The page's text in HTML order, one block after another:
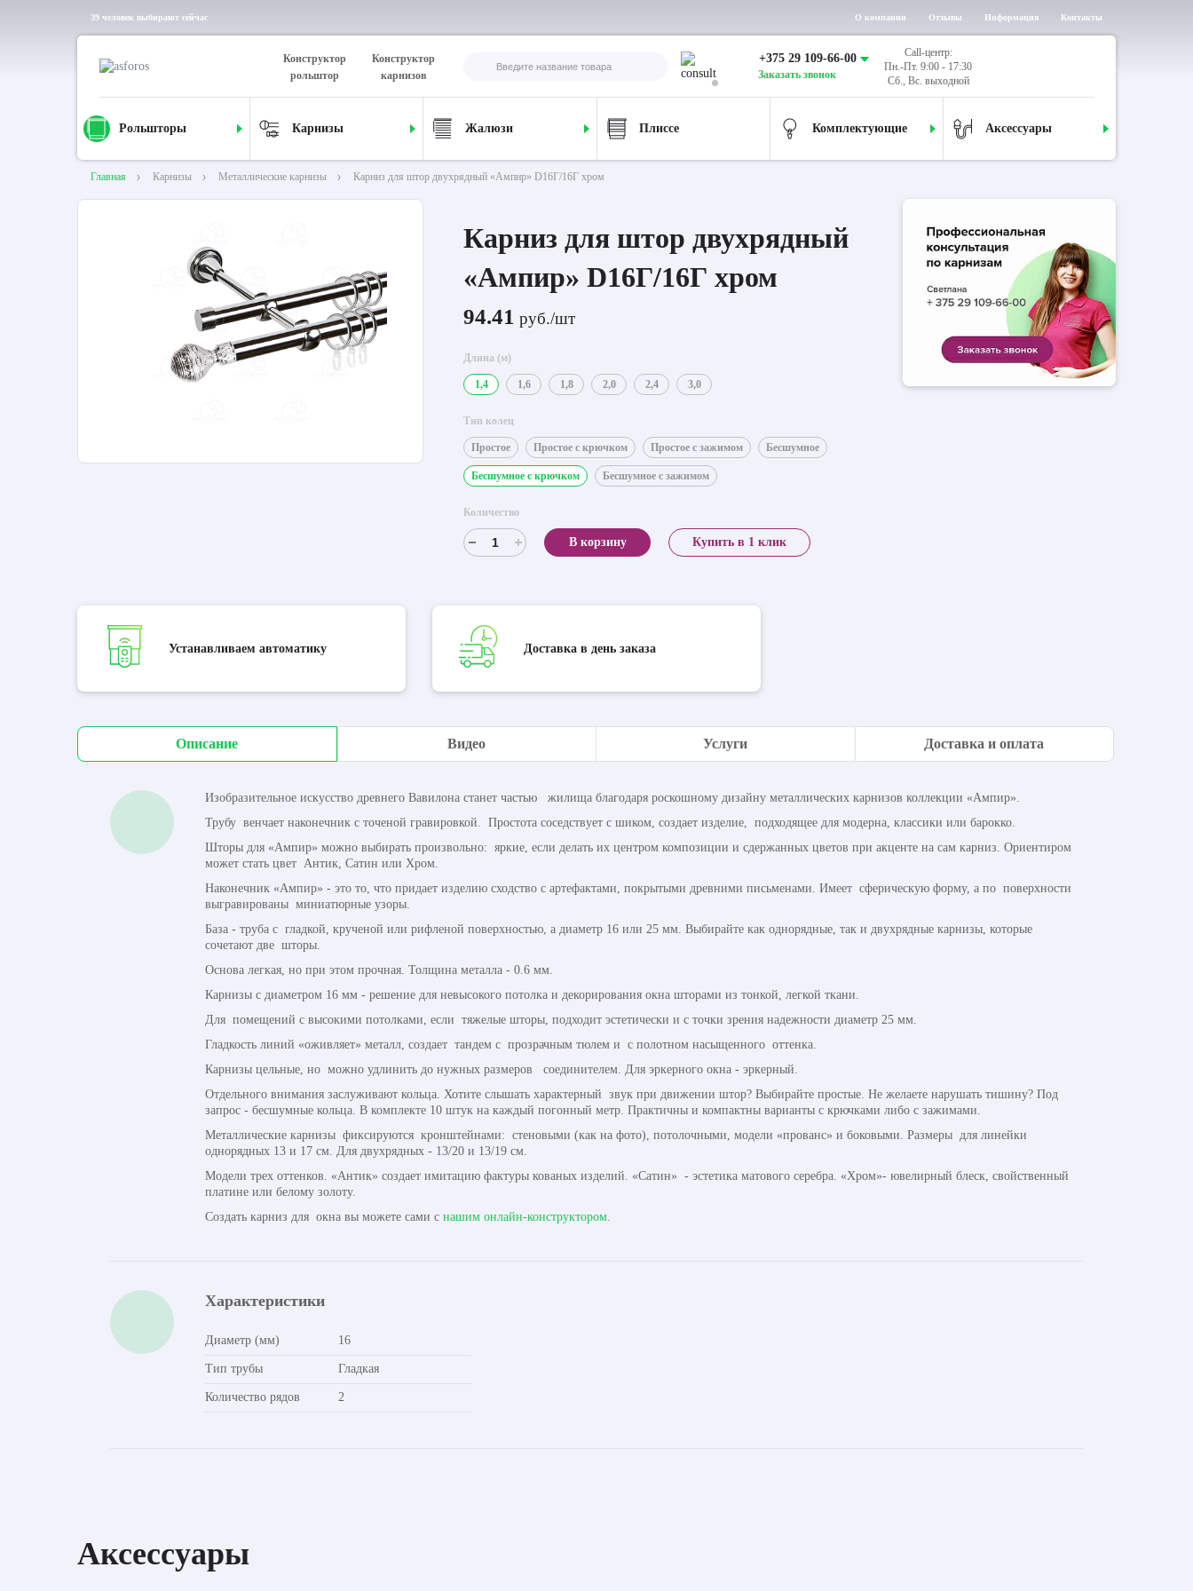
39 человек выбирают сейчас О компании Отзывы Информация Контакты
Конструктор
рольштор
Конструктор
карнизов
+375 29 109-66-00
Заказать звонок
Call-центр:
Пн.-Пт. 9:00 - 17:30
Сб., Вс. выходной
Рольшторы Карнизы Жалюзи Плиссе Комплектующие Аксессуары
Главная Карнизы Металлические карнизы Карниз для штор двухрядный «Ампир» D16Г/16Г хром
Карниз для штор двухрядный
«Ампир» D16Г/16Г хром
94.41 руб./шт
Длина (м)
1,4 1,6 1,8 2,0 2,4 3,0
Тип колец
Простое Простое с крючком Простое с зажимом Бесшумное
Бесшумное с крючком Бесшумное с зажимом
Количество
В корзину Купить в 1 клик
Устанавливаем автоматику Доставка в день заказа
Описание Видео Услуги Доставка и оплата
Изобразительное искусство древнего Вавилона станет частью жилища благодаря роскошному дизайну металлических карнизов коллекции «Ампир».
Трубу венчает наконечник с точеной гравировкой. Простота соседствует с шиком, создает изделие, подходящее для модерна, классики или барокко.
Шторы для «Ампир» можно выбирать произвольно: яркие, если делать их центром композиции и сдержанных цветов при акценте на сам карниз. Ориентиром
может стать цвет Антик, Сатин или Хром.
Наконечник «Ампир» - это то, что придает изделию сходство с артефактами, покрытыми древними письменами. Имеет сферическую форму, а по поверхности
выгравированы миниатюрные узоры.
База - труба с гладкой, крученой или рифленой поверхностью, а диаметр 16 или 25 мм. Выбирайте как однорядные, так и двухрядные карнизы, которые
сочетают две шторы.
Основа легкая, но при этом прочная. Толщина металла - 0.6 мм.
Карнизы с диаметром 16 мм - решение для невысокого потолка и декорирования окна шторами из тонкой, легкой ткани.
Для помещений с высокими потолками, если тяжелые шторы, подходит эстетически и с точки зрения надежности диаметр 25 мм.
Гладкость линий «оживляет» металл, создает тандем с прозрачным тюлем и с полотном насыщенного оттенка.
Карнизы цельные, но можно удлинить до нужных размеров соединителем. Для эркерного окна - эркерный.
Отдельного внимания заслуживают кольца. Хотите слышать характерный звук при движении штор? Выбирайте простые. Не желаете нарушать тишину? Под
запрос - бесшумные кольца. В комплекте 10 штук на каждый погонный метр. Практичны и компактны варианты с крючками либо с зажимами.
Металлические карнизы фиксируются кронштейнами: стеновыми (как на фото), потолочными, модели «прованс» и боковыми. Размеры для линейки
однорядных 13 и 17 см. Для двухрядных - 13/20 и 13/19 см.
Модели трех оттенков. «Антик» создает имитацию фактуры кованых изделий. «Сатин» - эстетика матового серебра. «Хром»- ювелирный блеск, свойственный
платине или белому золоту.
Создать карниз для окна вы можете сами с нашим онлайн-конструктором.
Характеристики
Диаметр (мм) 16
Тип трубы Гладкая
Количество рядов 2
Аксессуары